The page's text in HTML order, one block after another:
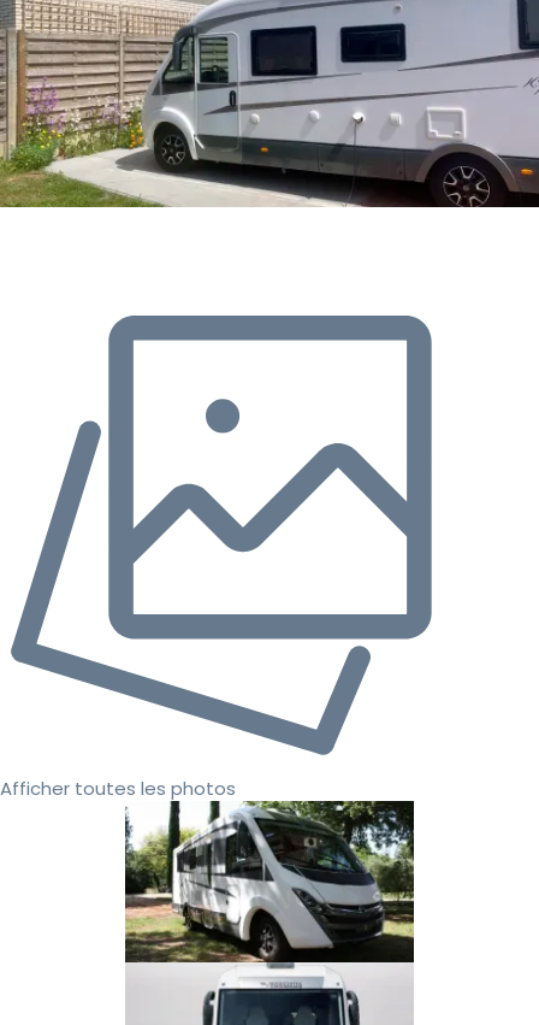
Afficher toutes les photos